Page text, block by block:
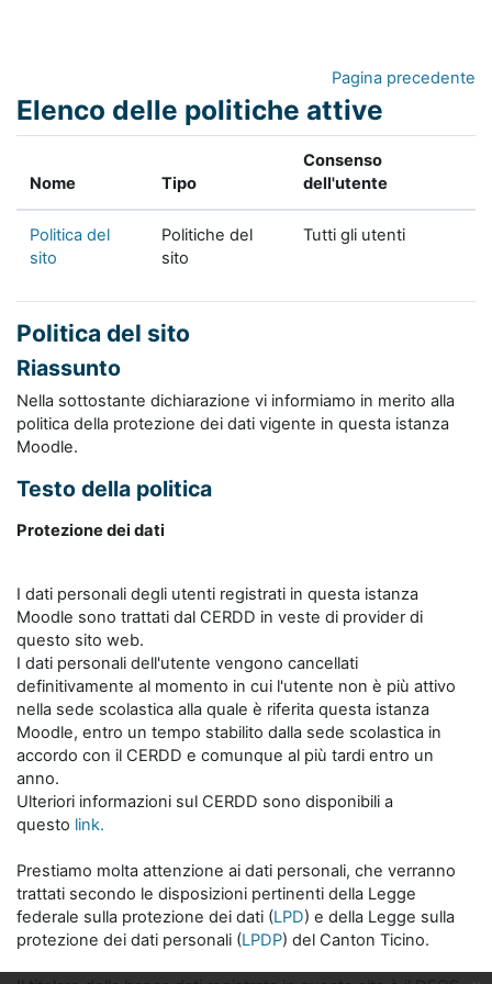
Pagina precedente
Elenco delle politiche attive
Nome Tipo
Consenso
dell'utente
Politica del
sito
Politiche del
sito
Tutti gli utenti
Politica del sito
Riassunto
Nella sottostante dichiarazione vi informiamo in merito alla
politica della protezione dei dati vigente in questa istanza
Moodle.
Testo della politica
Protezione dei dati
I dati personali degli utenti registrati in questa istanza
Moodle sono trattati dal CERDD in veste di provider di
questo sito web.
I dati personali dell'utente vengono cancellati
definitivamente al momento in cui l'utente non è più attivo
nella sede scolastica alla quale è riferita questa istanza
Moodle, entro un tempo stabilito dalla sede scolastica in
accordo con il CERDD e comunque al più tardi entro un
anno.
Ulteriori informazioni sul CERDD sono disponibili a
questo link.
Prestiamo molta attenzione ai dati personali, che verranno
trattati secondo le disposizioni pertinenti della Legge
federale sulla protezione dei dati (LPD) e della Legge sulla
protezione dei dati personali (LPDP) del Canton Ticino.